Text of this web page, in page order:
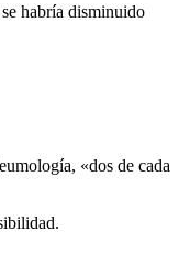
habría disminuido
«dos de cada